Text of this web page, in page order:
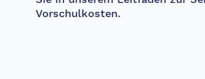
Vorschulkosten.